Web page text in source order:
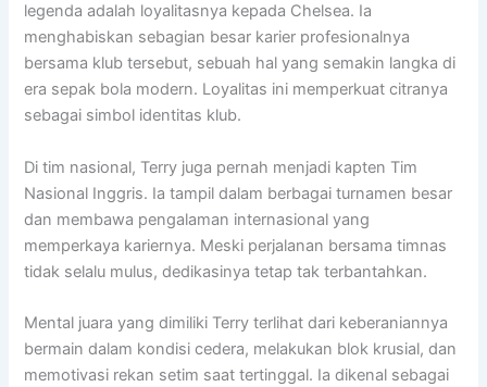
legenda adalah loyalitasnya kepada Chelsea. Ia
menghabiskan sebagian besar karier profesionalnya
bersama klub tersebut, sebuah hal yang semakin langka di
era sepak bola modern. Loyalitas ini memperkuat citranya
sebagai simbol identitas klub.
Di tim nasional, Terry juga pernah menjadi kapten Tim
Nasional Inggris. Ia tampil dalam berbagai turnamen besar
dan membawa pengalaman internasional yang
memperkaya kariernya. Meski perjalanan bersama timnas
tidak selalu mulus, dedikasinya tetap tak terbantahkan.
Mental juara yang dimiliki Terry terlihat dari keberaniannya
bermain dalam kondisi cedera, melakukan blok krusial, dan
memotivasi rekan setim saat tertinggal. Ia dikenal sebagai